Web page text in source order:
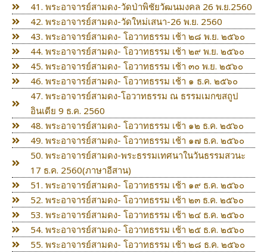
41. พระอาจารย์สามดง-วัดป่าพิชัยวัฒนมงคล 26 พ.ย.2560
42. พระอาจารย์สามดง-วัดใหม่เสนา-26 พ.ย. 2560
43. พระอาจารย์สามดง- โอวาทธรรม เช้า ๒๘ พ.ย. ๒๕๖๐
44. พระอาจารย์สามดง- โอวาทธรรม เช้า ๒๙ พ.ย. ๒๕๖๐
45. พระอาจารย์สามดง- โอวาทธรรม เช้า ๓๐ พ.ย. ๒๕๖๐
46. พระอาจารย์สามดง- โอวาทธรรม เช้า ๑ ธ.ค. ๒๕๖๐
47. พระอาจารย์สามดง-โอวาทธรรม ณ ธรรมเมกขสถูป
อินเดีย 9 ธ.ค. 2560
48. พระอาจารย์สามดง- โอวาทธรรม เช้า ๑๒ ธ.ค. ๒๕๖๐
49. พระอาจารย์สามดง- โอวาทธรรม เช้า ๑๗ ธ.ค. ๒๕๖๐
50. พระอาจารย์สามดง-พระธรรมเทศนาในวันธรรมสวนะ
17 ธ.ค. 2560(ภาษาอีสาน)
51. พระอาจารย์สามดง- โอวาทธรรม เช้า ๑๙ ธ.ค. ๒๕๖๐
52. พระอาจารย์สามดง- โอวาทธรรม เช้า ๒๓ ธ.ค. ๒๕๖๐
53. พระอาจารย์สามดง- โอวาทธรรม เช้า ๒๔ ธ.ค. ๒๕๖๐
54. พระอาจารย์สามดง- โอวาทธรรม เช้า ๒๕ ธ.ค. ๒๕๖๐
55. พระอาจารย์สามดง- โอวาทธรรม เช้า ๒๘ ธ.ค. ๒๕๖๐